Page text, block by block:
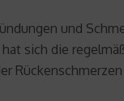
und
sich die